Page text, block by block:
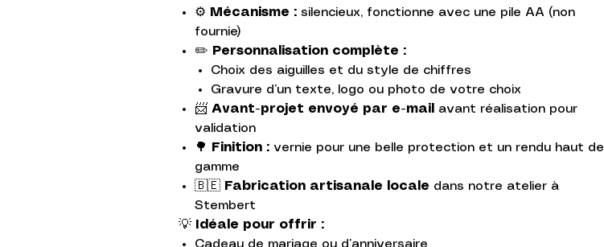
⚙️ Mécanisme : silencieux, fonctionne avec une pile AA (non
fournie)
✏️ Personnalisation complète :
Choix des aiguilles et du style de chiffres
Gravure d’un texte, logo ou photo de votre choix
📨 Avant-projet envoyé par e-mail
avant réalisation pour
validation
🌳
Finition : vernie pour une belle protection et un rendu haut de
gamme
🇧🇪 Fabrication artisanale locale dans notre atelier à
Stembert
💡
Idéale pour offrir :
Cadeau de mariage ou d’anniversaire